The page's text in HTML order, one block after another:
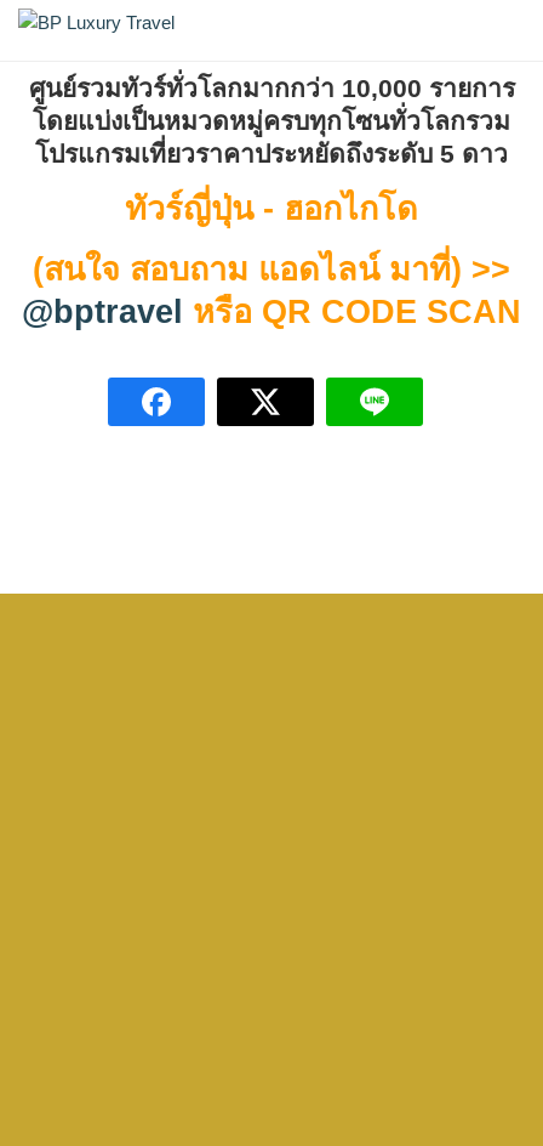
Skip
BP Luxury Travel
ทัวร์ญี่ปุ่น-ฮอกไกโด
ศูนย์รวมทัวร์ทั่วโลกมากกว่า 10,000 รายการ
โดยแบ่งเป็นหมวดหมู่ครบทุกโซนทั่วโลกรวม
โปรแกรมเที่ยวราคาประหยัดถึงระดับ 5 ดาว
ทัวร์ญี่ปุ่น - ฮอกไกโด
(สนใจ สอบถาม แอดไลน์ มาที่) >>
@bptravel หรือ QR CODE SCAN